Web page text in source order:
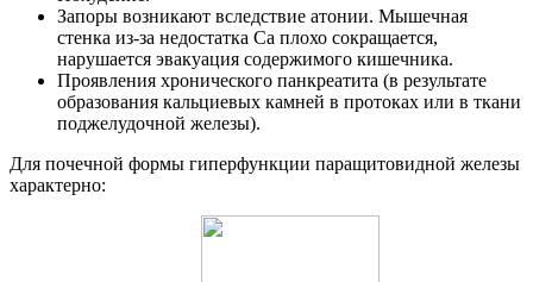
Запоры возникают вследствие атонии. Мышечная
стенка из-за недостатка Ca плохо сокращается,
нарушается эвакуация содержимого кишечника.
Проявления хронического панкреатита (в результате
образования кальциевых камней в протоках или в ткани
поджелудочной железы).
Для почечной формы гиперфункции паращитовидной железы
характерно: